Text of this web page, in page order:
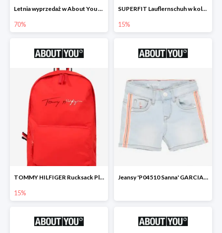
Letnia wyprzedaż w About You do -70%
70%
SUPERFIT Lauflernschuh w kolorze Niebieski -15%
15%
TOMMY HILFIGER Rucksack Plecak -15%
15%
Jeansy 'P04510 Sanna' GARCIA -69%